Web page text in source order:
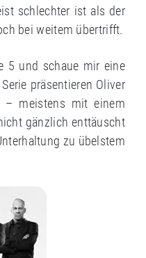
schlechter ist als der
bei weitem übertrifft.
5 und schaue mir eine
präsentieren Oliver
– meistens mit einem
gänzlich enttäuscht
zu übelstem